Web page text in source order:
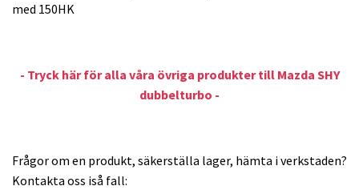
med 150HK
- Tryck här för alla våra övriga produkter till Mazda SHY
dubbelturbo -
Frågor om en produkt, säkerställa lager, hämta i verkstaden?
Kontakta oss iså fall: